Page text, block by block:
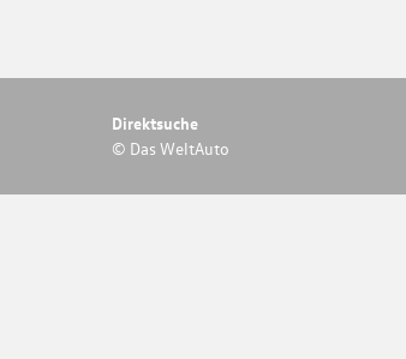
Direktsuche
© Das WeltAuto